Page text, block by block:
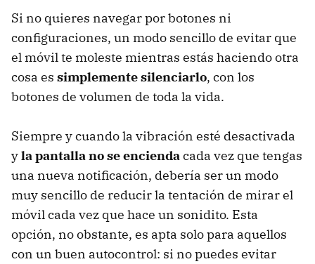
Si no quieres navegar por botones ni
configuraciones, un modo sencillo de evitar que
el móvil te moleste mientras estás haciendo otra
cosa es simplemente silenciarlo, con los
botones de volumen de toda la vida.
Siempre y cuando la vibración esté desactivada
yla pantalla no se enciendacada vez que tengas
una nueva notificación, debería ser un modo
muy sencillo de reducir la tentación de mirar el
móvil cada vez que hace un sonidito. Esta
opción, no obstante, es apta solo para aquellos
con un buen autocontrol: si no puedes evitar